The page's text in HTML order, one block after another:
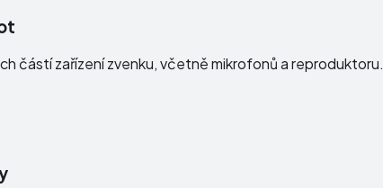
částí zařízení zvenku, včetně mikrofonů a reproduktoru.